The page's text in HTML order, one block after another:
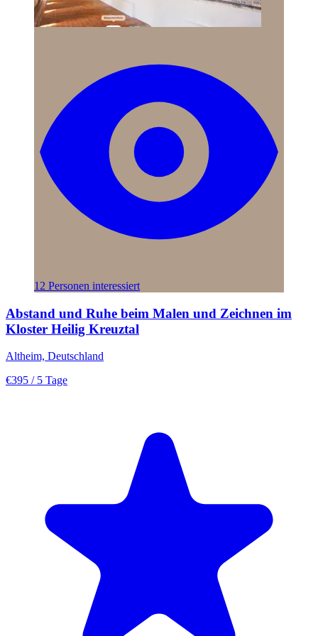
12 Personen interessiert
Abstand und Ruhe beim Malen und Zeichnen im
Kloster Heilig Kreuztal
Altheim, Deutschland
€395 / 5 Tage